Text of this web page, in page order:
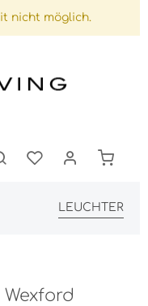
nicht möglich.
LEUCHTER